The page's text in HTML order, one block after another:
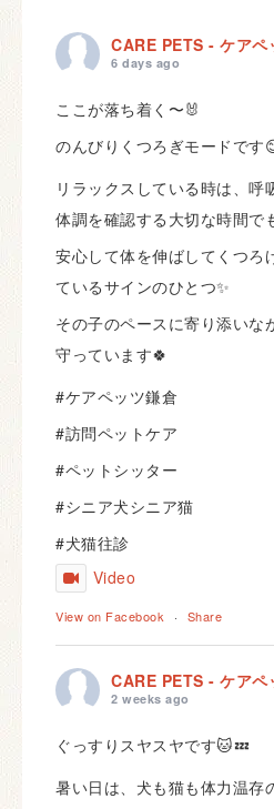
CARE PETS - ケアペ
6 days ago
ここが落ち着く〜🐰
のんびりくつろぎモードです
リラックスしている時は、呼
体調を確認する大切な時間で
安心して体を伸ばしてくつろ
ているサインのひとつ✨
その子のペースに寄り添いな
守っています🍀
#ケアペッツ鎌倉
#訪問ペットケア
#ペットシッター
#シニア犬シニア猫
#犬猫往診
Video
View on Facebook · Share
CARE PETS - ケアペ
2 weeks ago
ぐっすりスヤスヤです🐱💤
暑い日は、犬も猫も体力温存